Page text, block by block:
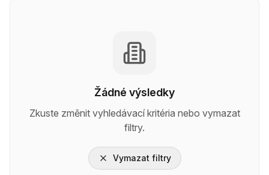
Žádné výsledky
Zkuste změnit vyhledávací kritéria nebo vymazat
filtry.
Vymazat filtry